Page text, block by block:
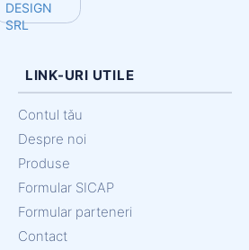
LINK-URI UTILE
Contul tău
Despre noi
Produse
Formular SICAP
Formular parteneri
Contact